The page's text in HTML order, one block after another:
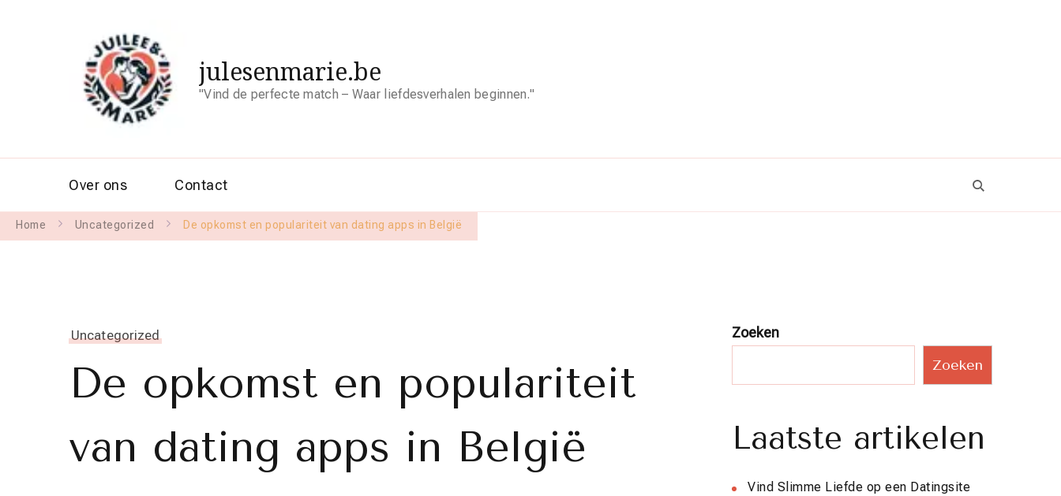
julesenmarie.be
"Vind de perfecte match – Waar liefdesverhalen beginnen."
Over ons Contact
Home Uncategorized De opkomst en populariteit van dating apps in België
Uncategorized
De opkomst en populariteit
van dating apps in België
Zoeken
Zoeken
Laatste artikelen
Vind Slimme Liefde op een Datingsite